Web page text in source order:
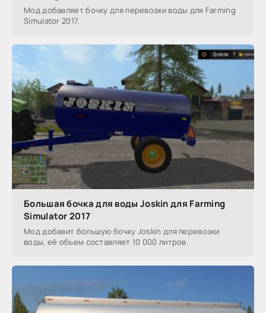
Мод добавляет бочку для перевозки воды для Farming
Simulator 2017.
Большая бочка для воды Joskin для Farming
Simulator 2017
Мод добавит большую бочку Joskin для перевозки
воды, её объем составляет 10 000 литров.